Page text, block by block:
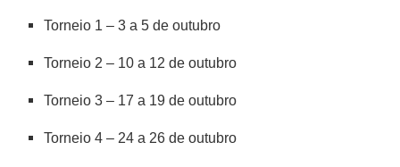
Torneio 1 – 3 a 5 de outubro
Torneio 2 – 10 a 12 de outubro
Torneio 3 – 17 a 19 de outubro
Torneio 4 – 24 a 26 de outubro